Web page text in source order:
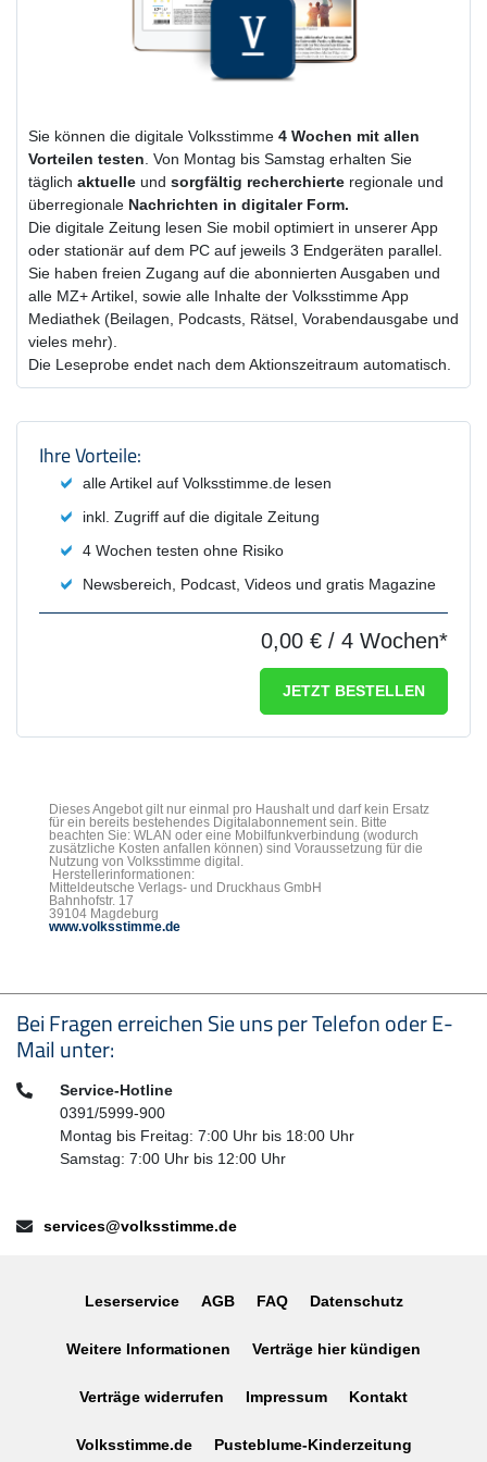
Sie können die digitale Volksstimme 4 Wochen mit allen
Vorteilen testen . Von Montag bis Samstag erhalten Sie
täglich aktuelle und sorgfältig recherchierte regionale und
überregionale Nachrichten in digitaler Form.
Die digitale Zeitung lesen Sie mobil optimiert in unserer App
oder stationär auf dem PC auf jeweils 3 Endgeräten parallel.
Sie haben freien Zugang auf die abonnierten Ausgaben und
alle MZ+ Artikel, sowie alle Inhalte der Volksstimme App
Mediathek (Beilagen, Podcasts, Rätsel, Vorabendausgabe und
vieles mehr).
Die Leseprobe endet nach dem Aktionszeitraum automatisch.
Produktzusammenfassung und
Ihre Vorteile:
alle Artikel auf Volksstimme.de lesen
inkl. Zugriff auf die digitale Zeitung
4 Wochen testen ohne Risiko
Newsbereich, Podcast, Videos und gratis Magazine
0,00 € / 4 Wochen*
JETZT BESTELLEN
Dieses Angebot gilt nur einmal pro Haushalt und darf kein Ersatz
für ein bereits bestehendes Digitalabonnement sein. Bitte
beachten Sie: WLAN oder eine Mobilfunkverbindung (wodurch
zusätzliche Kosten anfallen können) sind Voraussetzung für die
Nutzung von Volksstimme digital.
Herstellerinformationen:
Mitteldeutsche Verlags- und Druckhaus GmbH
Bahnhofstr. 17
39104 Magdeburg
www.volksstimme.de
Seitenfußbereich
Bei Fragen erreichen Sie uns per Telefon oder E-
Mail unter:
Telefon:Service-Hotline
0391/5999-900
Montag bis Freitag: 7:00 Uhr bis 18:00 Uhr
Samstag: 7:00 Uhr bis 12:00 Uhr
E-Mail:services@volksstimme.de
Leserservice AGB FAQ Datenschutz
Weitere Informationen Verträge hier kündigen
Verträge widerrufen Impressum Kontakt
Volksstimme.de Pusteblume-Kinderzeitung